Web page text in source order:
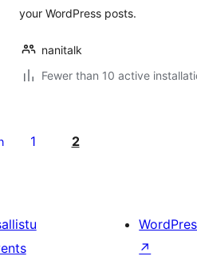
your WordPress posts.
nanitalk
Fewer than 10 active
1 2
↗